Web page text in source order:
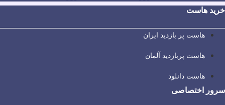
خرید هاست
هاست پر بازدید ایران
هاست پربازدید آلمان
هاست دانلود
سرور اختصاصی